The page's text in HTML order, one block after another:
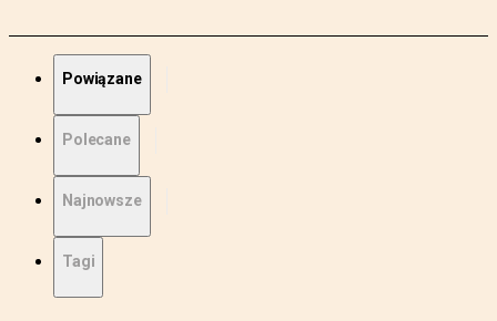
Powiązane
Polecane
Najnowsze
Tagi